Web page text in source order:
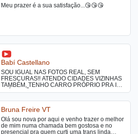
Meu prazer é a sua satisfação...😘😘😘
Babí Castellano
SOU IGUAL NAS FOTOS REAL, SEM
FRESCURAS!! ATENDO CIDADES VIZINHAS
TAMBÉM, TENHO CARRO PRÓPRIO PRA IR
ATÉ VOCÊ. MORO E ATENDO
AR E EXTREMAMENTE LIMPO E SEGURO.
babicastellanooficial nos apps vizinhos rs
Seja direto e objetivo, CHAMAR APENAS SE
FOR DO SEU INTERESSE ME CONTRATAR
Bruna Freire VT
Olá sou nova por aqui e venho trazer o melhor
de mim numa chamada bem gostosa e no
presencial pra quem curti uma trans linda